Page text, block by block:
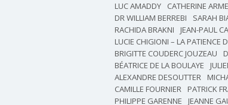
LUC AMADDY CATHERINE
DR WILLIAM BERREBI
SARAH
RACHIDA BRAKNI
JEAN-PAUL
LUCIE CHIGIONI – LA PATIENCE
BRIGITTE COUDERC JOUZEAU
BÉATRICE DE LA BOULAYE
ALEXANDRE DESOUTTER
CAMILLE FOURNIER
PATRICK
PHILIPPE GARENNE
JEANNE